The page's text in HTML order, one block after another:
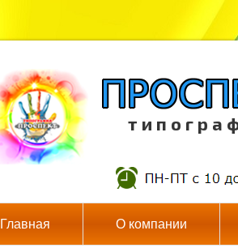
т и п о г р а
Главная О компании